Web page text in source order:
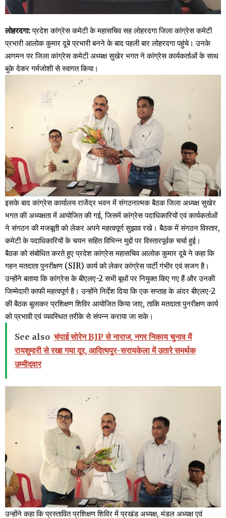
लोहरदगा:प्रदेश कांग्रेस कमेटी के महासचिव सह लोहरदगा जिला कांग्रेस कमेटी
प्रभारी आलोक कुमार दूबे प्रभारी बनने के बाद पहली बार लोहरदगा पहुंचे। उनके
आगमन पर जिला कांग्रेस कमेटी अध्यक्ष सुखेर भगत ने कांग्रेस कार्यकर्ताओं के साथ
बुके देकर गर्मजोशी से स्वागत किया।
इसके बाद कांग्रेस कार्यालय राजेंद्र भवन में संगठनात्मक बैठक जिला अध्यक्ष सुखेर
भगत की अध्यक्षता में आयोजित की गई, जिसमें कांग्रेस पदाधिकारियों एवं कार्यकर्ताओं
ने संगठन की मजबूती को लेकर अपने महत्वपूर्ण सुझाव रखे। बैठक में संगठन विस्तार,
कमेटी के पदाधिकारियों के चयन सहित विभिन्न मुद्दों पर विस्तारपूर्वक चर्चा हुई।
बैठक को संबोधित करते हुए प्रदेश कांग्रेस महासचिव आलोक कुमार दूबे ने कहा कि
गहन मतदाता पुनरीक्षण (SIR) कार्य को लेकर कांग्रेस पार्टी गंभीर एवं सजग है।
उन्होंने बताया कि कांग्रेस के बीएलए-2 सभी बूथों पर नियुक्त किए गए हैं और उनकी
जिम्मेदारी काफी महत्वपूर्ण है। उन्होंने निर्देश दिया कि एक सप्ताह के अंदर बीएलए-2
की बैठक बुलाकर प्रशिक्षण शिविर आयोजित किया जाए, ताकि मतदाता पुनरीक्षण कार्य
को प्रभावी एवं व्यवस्थित तरीके से संपन्न कराया जा सके।
See also चंपाई सोरेन BJP से नाराज, नगर निकाय चुनाव में
रायशुमारी से रखा गया दूर, आदित्यपुर-सरायकेला में उतारे समर्थक
उम्मीदवार
उन्होंने कहा कि प्रस्तावित प्रशिक्षण शिविर में प्रखंड अध्यक्ष, मंडल अध्यक्ष एवं